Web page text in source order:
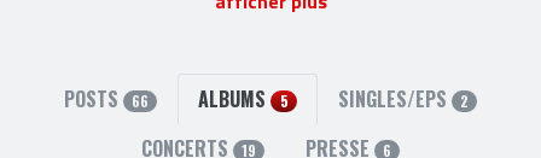
4 liens externes
site officiel,facebook,twitteret instagram
POSTS 66 ALBUMS 5 SINGLES/EPS 2
CONCERTS 19 PRESSE 6